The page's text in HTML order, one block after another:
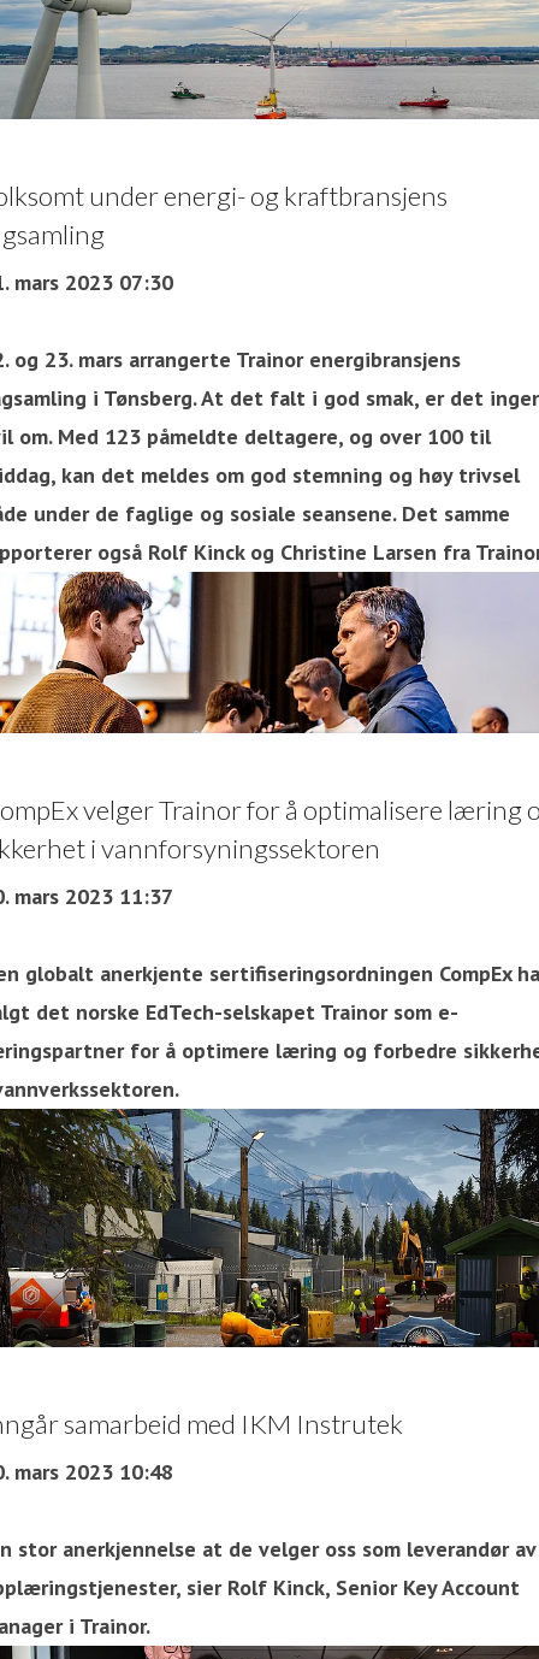
under energi- og kraftbransjens
mars 2023 07:30
og 23. mars arrangerte Trainor energibransjens
i Tønsberg. At det falt i god smak, er det
om. Med 123 påmeldte deltagere, og over 100 til
kan det meldes om god stemning og høy trivsel
under de faglige og sosiale seansene. Det samme
også Rolf Kinck og Christine Larsen fra
velger Trainor for å optimalisere læring
i vannforsyningssektoren
mars 2023 11:37
globalt anerkjente sertifiseringsordningen CompEx
det norske EdTech-selskapet Trainor som e-
for å optimere læring og forbedre
samarbeid med IKM Instrutek
mars 2023 10:48
stor anerkjennelse at de velger oss som leverandør av
sier Rolf Kinck, Senior Key Account
i Trainor.